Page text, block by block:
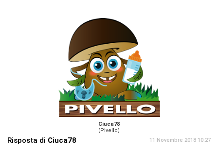
Ciuca78
(Pivello)
Risposta di Ciuca78 11 Novembre 2018 10:27